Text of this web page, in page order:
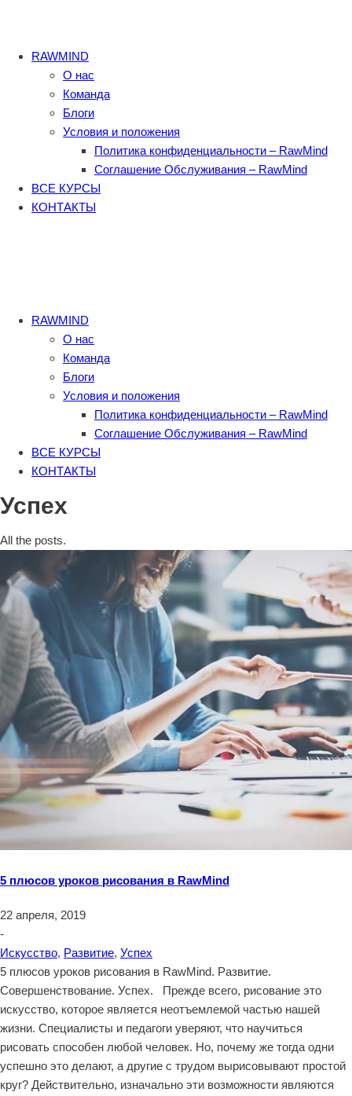
RAWMIND
О нас
Команда
Блоги
Условия и положения
Политика конфиденциальности – RawMind
Соглашение Обслуживания – RawMind
ВСЕ КУРСЫ
КОНТАКТЫ
RAWMIND
О нас
Команда
Блоги
Условия и положения
Политика конфиденциальности – RawMind
Соглашение Обслуживания – RawMind
ВСЕ КУРСЫ
КОНТАКТЫ
Успех
All the posts.
5 плюсов уроков рисования в RawMind
22 апреля, 2019
-
Искусство, Развитие, Успех
5 плюсов уроков рисования в RawMind. Развитие.
Совершенствование. Успех. Прежде всего, рисование это
искусство, которое является неотъемлемой частью нашей
жизни. Специалисты и педагоги уверяют, что научиться
рисовать способен любой человек. Но, почему же тогда одни
успешно это делают, а другие с трудом вырисовывают простой
круг? Действительно, изначально эти возможности являются